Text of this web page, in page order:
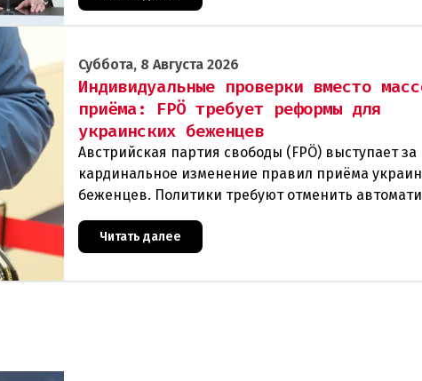
Суббота, 8 Августа 2026
Индивидуальные проверки вместо
приёма: FPÖ требует реформы для
украинских беженцев
Австрийская партия свободы (FPÖ) выступает за
кардинальное изменение правил приёма
беженцев. Политики требуют отменить
предоставление убежища и ввести
проверки
Читать далее